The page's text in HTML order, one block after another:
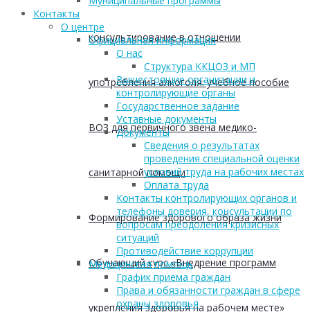
консультирование в отношении
употребления алкоголя: учебное пособие
ВОЗ для первичного звена медико-
санитарной помощи
Формирование здорового образа жизни
Обучающий курс «Внедрение программ
укрепления здоровья на рабочем месте»
Контакты
О центре
Официальная информация
О нас
Структура ККЦОЗ и МП
Вышестоящие организации и
контролирующие органы
Государственное задание
Уставные документы
Документы
Сведения о результатах
проведения специальной оценки
условий труда на рабочих местах
Оплата труда
Контакты контролирующих органов и
телефоны доверия, консультации по
вопросам преодоления кризисных
ситуаций
Противодействие коррупции
Медицинская помощь
График приема граждан
Права и обязанности граждан в сфере
охраны здоровья